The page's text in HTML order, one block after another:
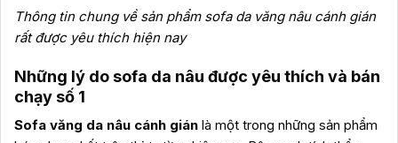
Thông tin chung về sản phẩm sofa da văng nâu cánh gián
rất được yêu thích hiện nay
Những lý do sofa da nâu được yêu thích và bán
chạy số 1
Sofa văng da nâu cánh gián là một trong những sản phẩm